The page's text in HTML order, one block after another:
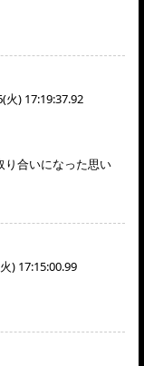
火) 17:19:37.92
り合いになった思い
) 17:15:00.99